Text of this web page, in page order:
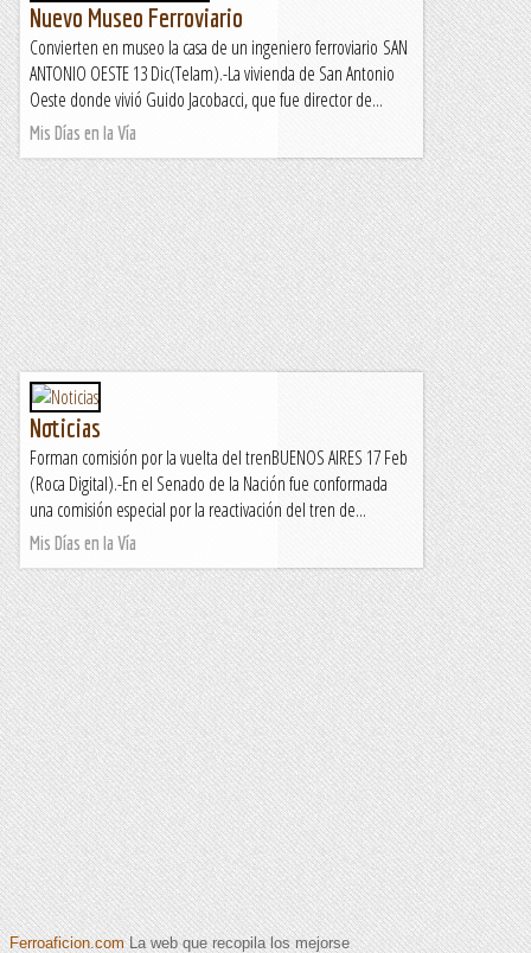
Nuevo Museo Ferroviario
Convierten en museo la casa de un ingeniero ferroviario SAN
ANTONIO OESTE 13 Dic(Telam).-La vivienda de San Antonio
Oeste donde vivió Guido Jacobacci, que fue director de...
Mis Días en la Vía
Noticias
Forman comisión por la vuelta del trenBUENOS AIRES 17 Feb
(Roca Digital).-En el Senado de la Nación fue conformada
una comisión especial por la reactivación del tren de...
Mis Días en la Vía